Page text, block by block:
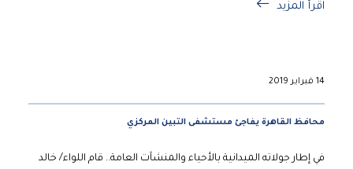
اقرأ المزيد
14 فبراير 2019
محافظ القاهرة يفاجئ مستشفى التبين المركزي
في إطار جولاته الميدانية بالأحياء والمنشآت العامة.. قام اللواء/ خالد